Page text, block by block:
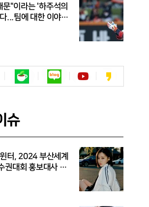
문"이라는 '하주석의
...팀에 대한 이야
안 하는 게 도리
슈
터, 2024 부산세계
권대회 홍보대사 위